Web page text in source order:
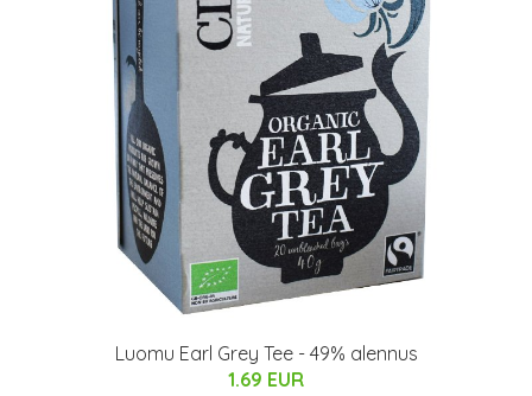
Luomu Earl Grey Tee - 49% alennus
1.69 EUR